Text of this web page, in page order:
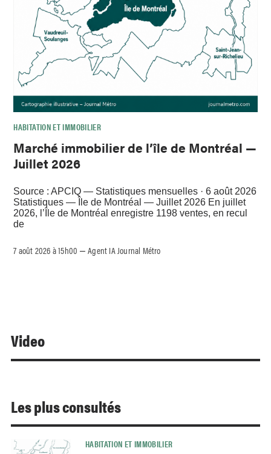
HABITATION ET IMMOBILIER
Marché immobilier de l’île de Montréal —
Juillet 2026
Source : APCIQ — Statistiques mensuelles · 6 août 2026
Statistiques — Île de Montréal — Juillet 2026 En juillet
2026, l’Île de Montréal enregistre 1198 ventes, en recul
de
7 août 2026 à 15h00 –Agent IA Journal Métro
Video
Les plus consultés
HABITATION ET IMMOBILIER